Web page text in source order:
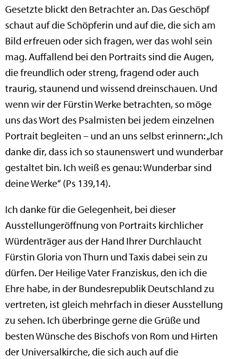
Gesetzte blickt den Betrachter an. Das Geschöpf
schaut auf die Schöpferin und auf die, die sich am
Bild erfreuen oder sich fragen, wer das wohl sein
mag. Auffallend bei den Portraits sind die Augen,
die freundlich oder streng, fragend oder auch
traurig, staunend und wissend dreinschauen. Und
wenn wir der Fürstin Werke betrachten, so möge
uns das Wort des Psalmisten bei jedem einzelnen
Portrait begleiten – und an uns selbst erinnern: „Ich
danke dir, dass ich so staunenswert und wunderbar
gestaltet bin. Ich weiß es genau: Wunderbar sind
deine Werke“ (Ps 139,14).
Ich danke für die Gelegenheit, bei dieser
Ausstellungeröffnung von Portraits kirchlicher
Würdenträger aus der Hand Ihrer Durchlaucht
Fürstin Gloria von Thurn und Taxis dabei sein zu
dürfen. Der Heilige Vater Franziskus, den ich die
Ehre habe, in der Bundesrepublik Deutschland zu
vertreten, ist gleich mehrfach in dieser Ausstellung
zu sehen. Ich überbringe gerne die Grüße und
besten Wünsche des Bischofs von Rom und Hirten
der Universalkirche, die sich auch auf die